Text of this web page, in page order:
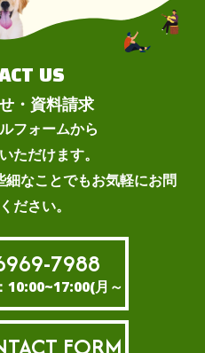
US
・資料請求
フォームから
ただけます。
なことでもお気軽にお問
ださい。
7988
10:00~17:00(月～